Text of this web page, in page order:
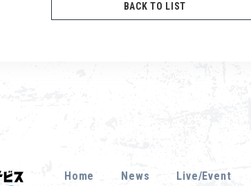
BACK TO LIST
Home News Live/Event